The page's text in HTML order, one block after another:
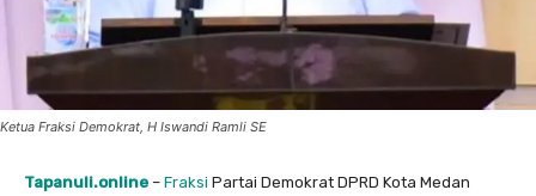
Ketua Fraksi Demokrat, H Iswandi Ramli SE
Tapanuli.online – Fraksi Partai Demokrat DPRD Kota Medan